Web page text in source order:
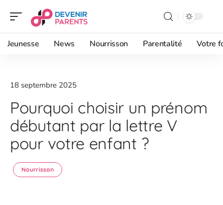
Jeunesse News Nourrisson Parentalité Votre
18 septembre 2025
Pourquoi choisir un prénom
débutant par la lettre V
pour votre enfant ?
Nourrisson